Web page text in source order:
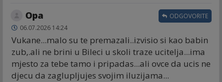
Opa
06.07.2026 14:24
Vukane...malo su te premazali..izvisio si kao babin
zub,.ali ne brini u Bileci u skoli traze ucitelja...ima
mjesto za tebe tamo i pripadas...ali ovce da ucis ne
djecu da zaglupljujes svojim iluzijama...
ODGOVORITE